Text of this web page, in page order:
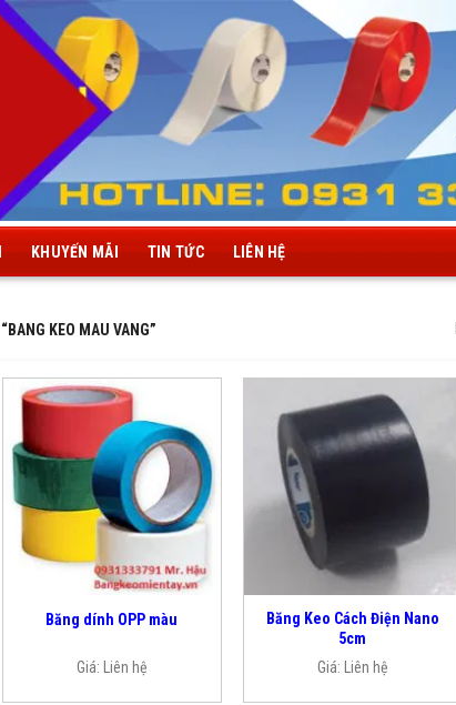
KHUYẾN MÃI TIN TỨC LIÊN HỆ
KEO MAU VANG”
Băng dính OPP màu
Giá: Liên hệ
Băng Keo Cách Điện Nano
5cm
Giá: Liên hệ